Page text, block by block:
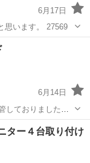
6月17日
未開封の新品です。 5ｍと長いので色々と使えると思います。 27569
6月14日
しておりました。
キャップは特に、